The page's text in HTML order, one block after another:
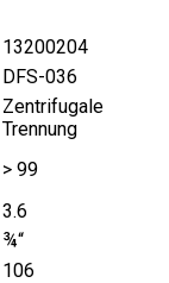
13200204
DFS-036
Zentrifugale
Trennung
> 99
3.6
¾“
106